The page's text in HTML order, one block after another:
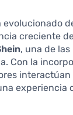
evolucionado
creciente
, una de
Con la
experiencia